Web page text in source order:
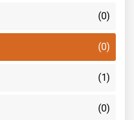
(0)
(0)
(1)
(0)